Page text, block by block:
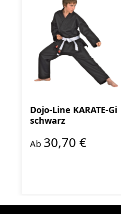
Dojo-Line KARATE-Gi
schwarz
Ab 30,70 €